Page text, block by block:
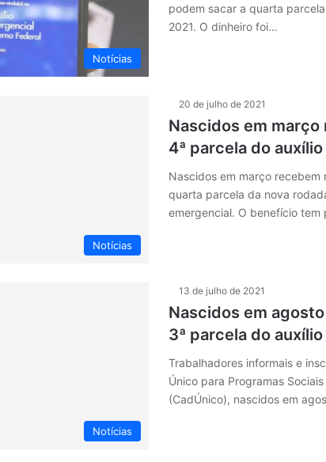
Notícias
podem sacar a quarta
2021. O dinheiro foi…
Notícias
20 de julho de 2021
Nascidos em
4ª parcela do
Nascidos em março
quarta parcela da nova
emergencial. O benefício
Notícias
13 de julho de 2021
Nascidos em
3ª parcela do
Trabalhadores informais e
Único para Programas
(CadÚnico), nascidos em